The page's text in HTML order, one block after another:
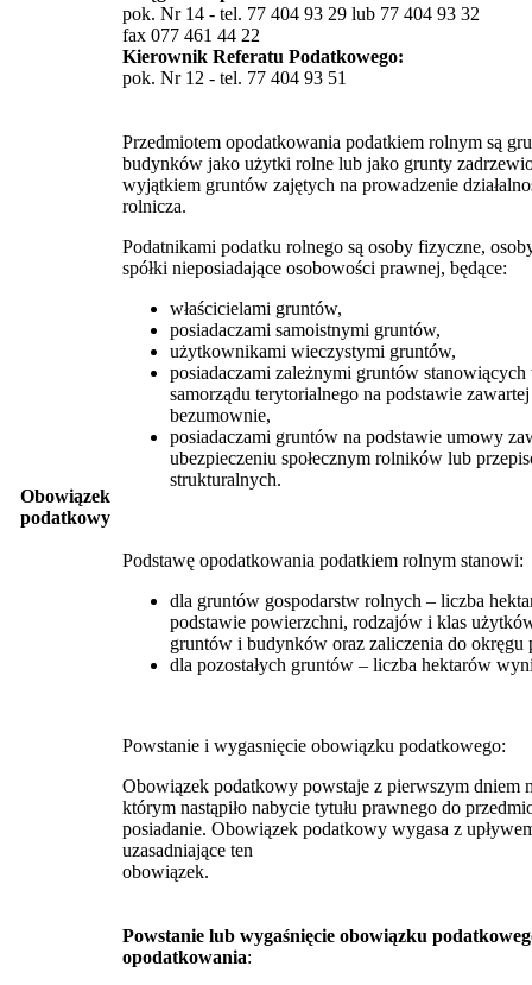
pok. Nr 14 - tel. 77 404 93 29 lub 77 404 93 32
fax 077 461 44 22
Kierownik Referatu Podatkowego:
pok. Nr 12 - tel. 77 404 93 51
Obowiązek
podatkowy
Przedmiotem opodatkowania podatkiem rolnym są
budynków jako użytki rolne lub jako grunty
wyjątkiem gruntów zajętych na prowadzenie
rolnicza.
Podatnikami podatku rolnego są osoby fizyczne,
spółki nieposiadające osobowości prawnej, będące:
właścicielami gruntów,
posiadaczami samoistnymi gruntów,
użytkownikami wieczystymi gruntów,
posiadaczami zależnymi gruntów
samorządu terytorialnego na podstawie
bezumownie,
posiadaczami gruntów na podstawie umowy
ubezpieczeniu społecznym rolników lub
strukturalnych.
Podstawę opodatkowania podatkiem rolnym stanowi:
dla gruntów gospodarstw rolnych – liczba
podstawie powierzchni, rodzajów i klas
gruntów i budynków oraz zaliczenia do okręgu
dla pozostałych gruntów – liczba hektarów
Powstanie i wygasnięcie obowiązku podatkowego:
Obowiązek podatkowy powstaje z pierwszym dniem
którym nastąpiło nabycie tytułu prawnego do
posiadanie. Obowiązek podatkowy wygasa z
uzasadniające ten
obowiązek.
Powstanie lub wygaśnięcie obowiązku
opodatkowania: